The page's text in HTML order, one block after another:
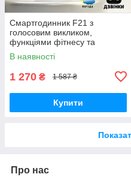
Смартгодинник F21 з
голосовим викликом,
функціями фітнесу та
здоров'я, з можливістю
бездротового заряджання
В наявності
1 270 ₴ 1 587 ₴
Купити
Про нас